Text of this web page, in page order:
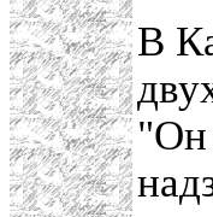
В
"Он